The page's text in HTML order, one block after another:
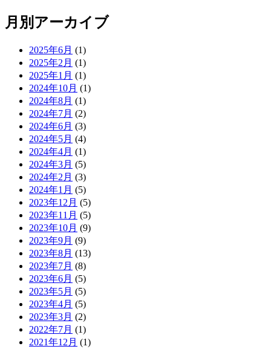
月別アーカイブ
2025年6月 (1)
2025年2月 (1)
2025年1月 (1)
2024年10月 (1)
2024年8月 (1)
2024年7月 (2)
2024年6月 (3)
2024年5月 (4)
2024年4月 (1)
2024年3月 (5)
2024年2月 (3)
2024年1月 (5)
2023年12月 (5)
2023年11月 (5)
2023年10月 (9)
2023年9月 (9)
2023年8月 (13)
2023年7月 (8)
2023年6月 (5)
2023年5月 (5)
2023年4月 (5)
2023年3月 (2)
2022年7月 (1)
2021年12月 (1)